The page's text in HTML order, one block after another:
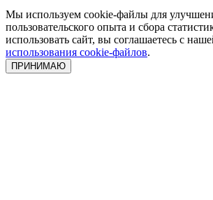
Мы используем cookie-файлы для
пользовательского опыта и сбора
использовать сайт, вы соглашаетесь с
использования cookie-файлов.
ПРИНИМАЮ